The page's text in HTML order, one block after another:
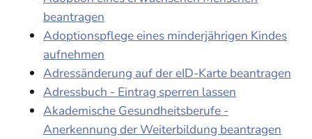
beantragen
Adoptionspflege eines minderjährigen Kindes
aufnehmen
Adressänderung auf der eID-Karte beantragen
Adressbuch - Eintrag sperren lassen
Akademische Gesundheitsberufe -
Anerkennung der Weiterbildung beantragen